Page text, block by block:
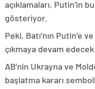
açıklamaları, Putin’in
gösteriyor.
Peki, Batı’nın Putin’e
çıkmaya devam
AB’nin Ukrayna ve
başlatma kararı